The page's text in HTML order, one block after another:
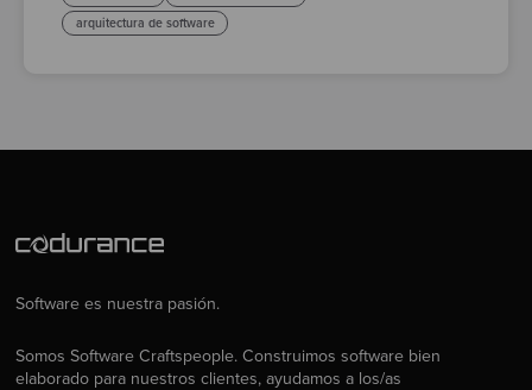
arquitectura de software
Software es nuestra pasión.
Somos Software Craftspeople. Construimos software bien
elaborado para nuestros clientes, ayudamos a los/as